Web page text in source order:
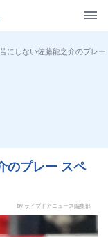
にしない佐藤龍之介のプレ
のプレー スペ
by ライブドアニュース編集部